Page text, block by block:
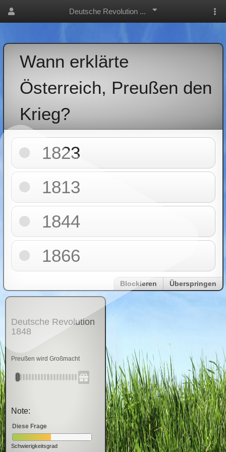
Deutsche Revolution ...
Wann erklärte
Österreich, Preußen den
Krieg?
1823
1813
1844
1866
Blockieren Überspringen
Deutsche Revolution
1848
Preußen wird Großmacht
Note:
Diese Frage
Schwierigkeitsgrad